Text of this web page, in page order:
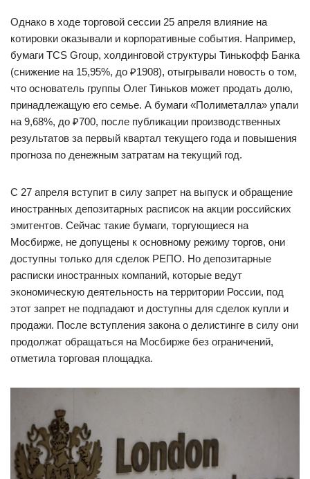
Однако в ходе торговой сессии 25 апреля влияние на
котировки оказывали и корпоративные события. Например,
бумаги TCS Group, холдинговой структуры Тинькофф Банка
(снижение на 15,95%, до ₽1908), отыгрывали новость о том,
что основатель группы Олег Тиньков может продать долю,
принадлежащую его семье. А бумаги «Полиметалла» упали
на 9,68%, до ₽700, после публикации производственных
результатов за первый квартал текущего года и повышения
прогноза по денежным затратам на текущий год.
С 27 апреля вступит в силу запрет на выпуск и обращение
иностранных депозитарных расписок на акции российских
эмитентов. Сейчас такие бумаги, торгующиеся на
Мосбирже, не допущены к основному режиму торгов, они
доступны только для сделок РЕПО. Но депозитарные
расписки иностранных компаний, которые ведут
экономическую деятельность на территории России, под
этот запрет не подпадают и доступны для сделок купли и
продажи. После вступления закона о делистинге в силу они
продолжат обращаться на Мосбирже без ограничений,
отметила торговая площадка.